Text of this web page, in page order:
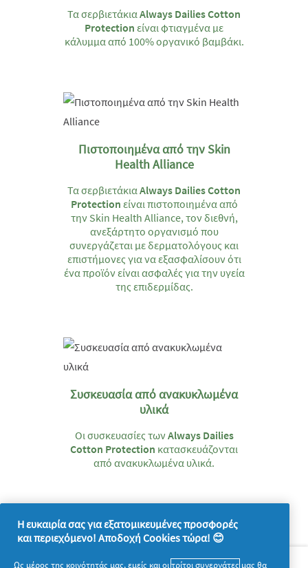
Τα σερβιετάκιαAlways Dailies Cotton
Protection είναι φτιαγμένα με
κάλυμμα από 100% οργανικό βαμβάκι.
Πιστοποιημένα από την Skin
Health Alliance
Τα σερβιετάκιαAlways Dailies Cotton
Protection είναι πιστοποιημένα από
την Skin Health Alliance, τον διεθνή,
ανεξάρτητο οργανισμό που
συνεργάζεται με δερματολόγους και
επιστήμονες για να εξασφαλίσουν ότι
ένα προϊόν είναι ασφαλές για την υγεία
της επιδερμίδας.
Συσκευασία από ανακυκλωμένα
υλικά
Οι συσκευασίες τωνAlways Dailies
Cotton Protection κατασκευάζονται
από ανακυκλωμένα υλικά.
Σχετικά με την P&G
Η ευκαιρία σας για εξατομικευμένες προσφορές
και περιεχόμενο! Αποδοχή Cookies τώρα! 😊
Ως μέρος της κοινότητάς μας, εμείς και οιτρίτοι συνεργάτες μας θα